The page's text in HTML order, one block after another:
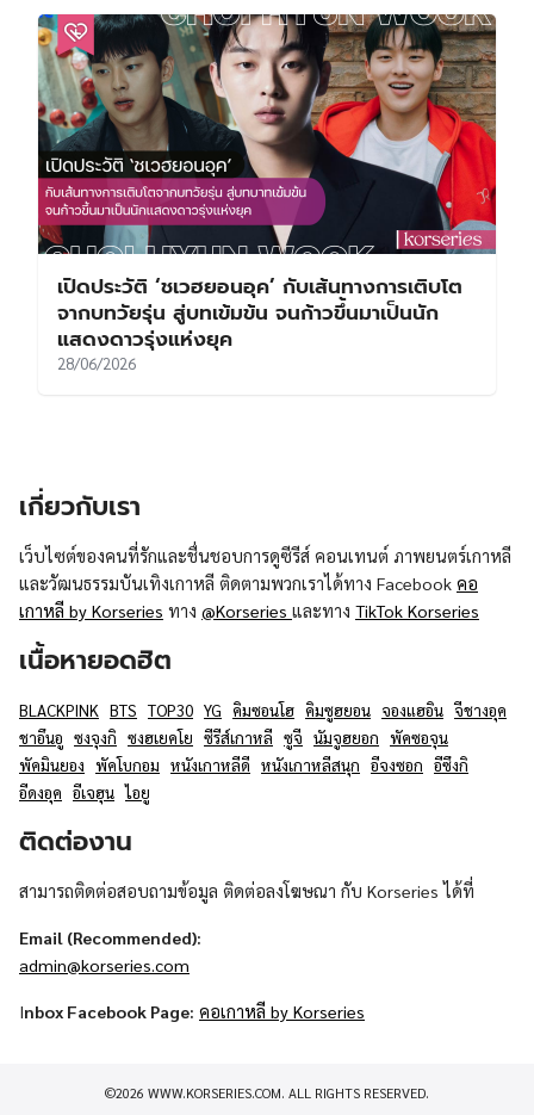
เปิดประวัติ ‘ชเวฮยอนอุค’ กับเส้นทางการเติบโต
จากบทวัยรุ่น สู่บทเข้มข้น จนก้าวขึ้นมาเป็นนัก
แสดงดาวรุ่งแห่งยุค
28/06/2026
เกี่ยวกับเรา
เว็บไซต์ของคนที่รักและชื่นชอบการดูซีรีส์ คอนเทนต์ ภาพยนตร์เกาหลี
และวัฒนธรรมบันเทิงเกาหลี ติดตามพวกเราได้ทาง Facebook คอ
เกาหลี by Korseries ทาง @Korseries และทาง TikTok Korseries
เนื้อหายอดฮิต
BLACKPINK BTS TOP30 YG คิมซอนโฮ คิมซูฮยอน จองแฮอิน จีชางอุค
ชาอึนอู ซงจุงกิ ซงฮเยคโย ซีรีส์เกาหลี ซูจี นัมจูฮยอก พัคซอจุน
พัคมินยอง พัคโบกอม หนังเกาหลีดี หนังเกาหลีสนุก อีจงซอก อีซึงกิ
อีดงอุค อีเจฮุน ไอยู
ติดต่องาน
สามารถติดต่อสอบถามข้อมูล ติดต่อลงโฆษณา กับ Korseries ได้ที่
Email (Recommended):
admin@korseries.com
Inbox Facebook Page: คอเกาหลี by Korseries
©2026 WWW.KORSERIES.COM. ALL RIGHTS RESERVED.